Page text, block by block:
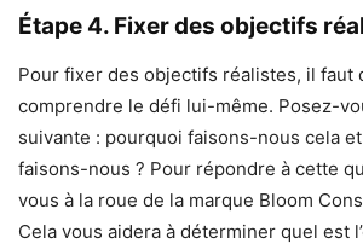
Étape 4. Fixer des objectifs
Pour fixer des objectifs réalistes, il faut
comprendre le défi lui-même. Posez-
suivante : pourquoi faisons-nous cela
faisons-nous ? Pour répondre à cette
vous à la roue de la marque Bloom
Cela vous aidera à déterminer quel est